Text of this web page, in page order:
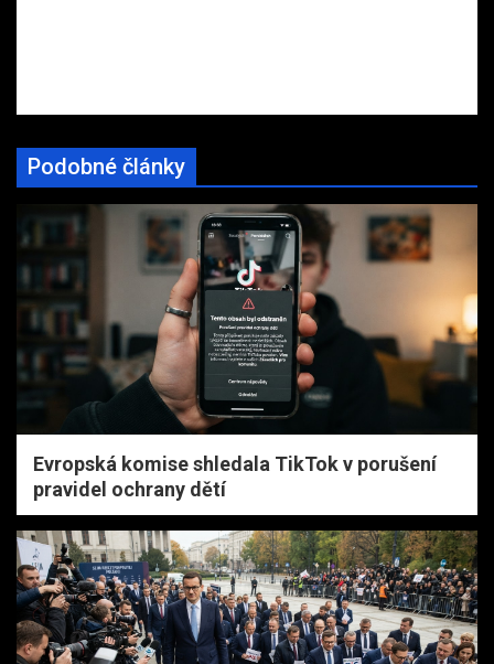
Podobné články
Evropská komise shledala TikTok v porušení
pravidel ochrany dětí